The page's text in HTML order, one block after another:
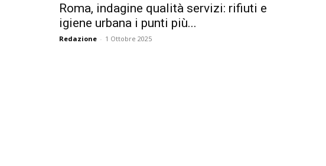
Roma, indagine qualità servizi: rifiuti e
igiene urbana i punti più...
Redazione - 1 Ottobre 2025